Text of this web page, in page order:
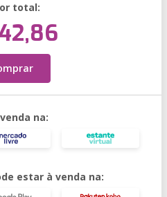
total:
na:
estar à venda na: